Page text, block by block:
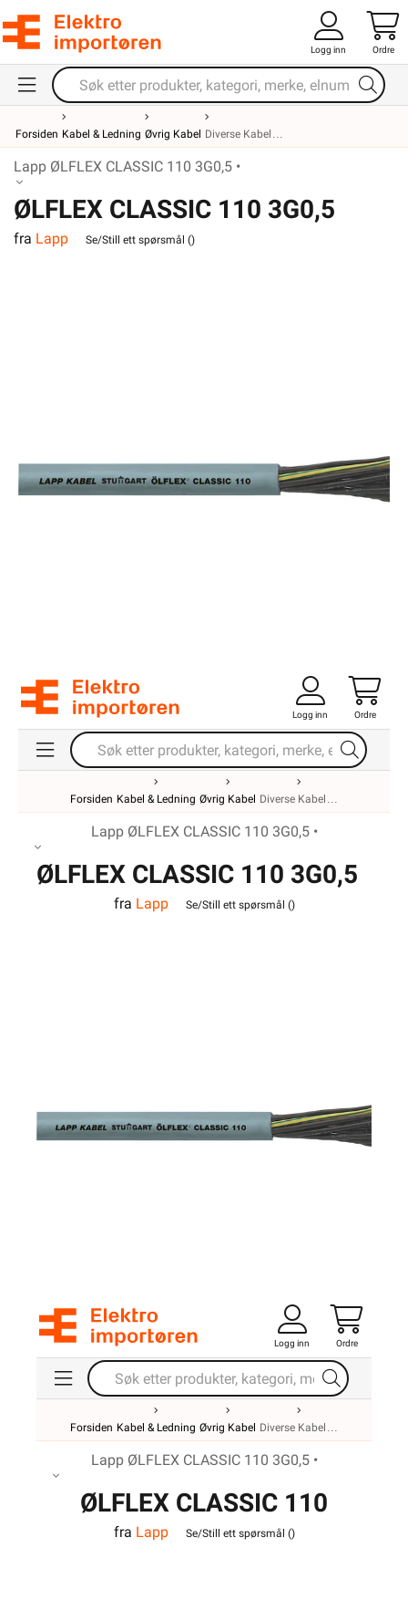
Logg inn Ordre
Forsiden Kabel & Ledning Øvrig Kabel Diverse Kabel
Lapp ØLFLEX CLASSIC 110 3G0,5 •
ØLFLEX CLASSIC 110 3G0,5
fra Lapp Se/Still ett spørsmål ()
Logg inn Ordre
Forsiden Kabel & Ledning Øvrig Kabel Diverse Kabel
Lapp ØLFLEX CLASSIC 110 3G0,5 •
ØLFLEX CLASSIC 110 3G0,5
fra Lapp Se/Still ett spørsmål ()
Logg inn Ordre
Forsiden Kabel & Ledning Øvrig Kabel Diverse Kabel
Lapp ØLFLEX CLASSIC 110 3G0,5 •
ØLFLEX CLASSIC 110
3G0,5
fra Lapp Se/Still ett spørsmål ()